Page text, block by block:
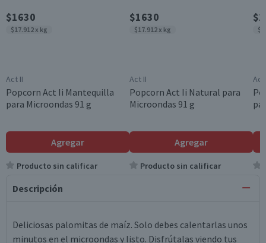
$1630
$17.912 x kg
Act II
Popcorn Act Ii Mantequilla
para Microondas 91 g
Agregar
Producto sin calificar
$1630
$17.912 x kg
Act II
Popcorn Act Ii Natural para
Microondas 91 g
Agregar
Producto sin calificar
Act
Descripción
Deliciosas palomitas de maíz. Solo debes calentarlas unos
minutos en el microondas y listo. Disfrútalas viendo tus